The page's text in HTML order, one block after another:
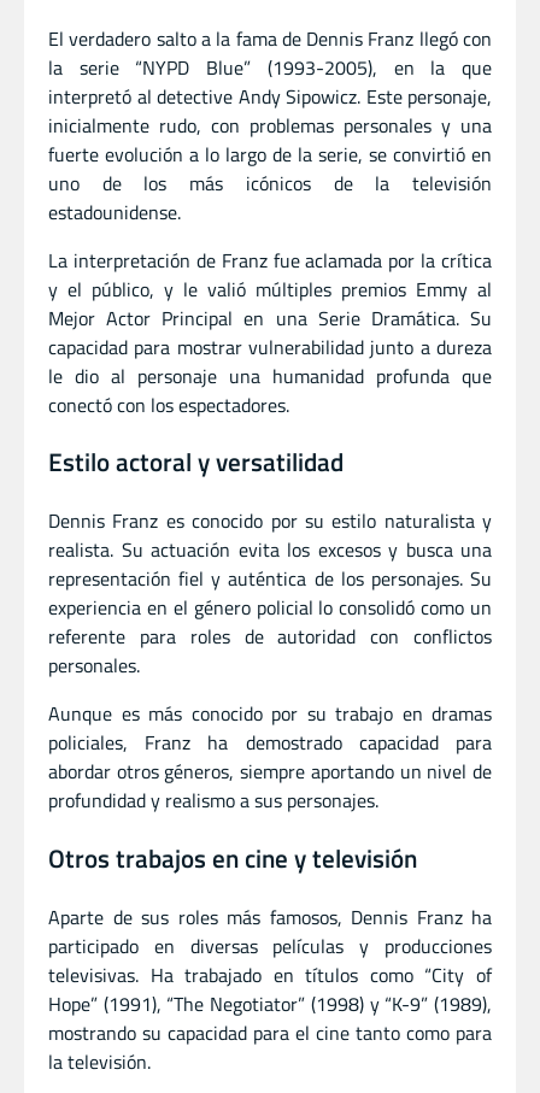
El verdadero salto a la fama de Dennis Franz llegó con
la serie “NYPD Blue” (1993-2005), en la que
interpretó al detective Andy Sipowicz. Este personaje,
inicialmente rudo, con problemas personales y una
fuerte evolución a lo largo de la serie, se convirtió en
uno de los más icónicos de la televisión
estadounidense.
La interpretación de Franz fue aclamada por la crítica
y el público, y le valió múltiples premios Emmy al
Mejor Actor Principal en una Serie Dramática. Su
capacidad para mostrar vulnerabilidad junto a dureza
le dio al personaje una humanidad profunda que
conectó con los espectadores.
Estilo actoral y versatilidad
Dennis Franz es conocido por su estilo naturalista y
realista. Su actuación evita los excesos y busca una
representación fiel y auténtica de los personajes. Su
experiencia en el género policial lo consolidó como un
referente para roles de autoridad con conflictos
personales.
Aunque es más conocido por su trabajo en dramas
policiales, Franz ha demostrado capacidad para
abordar otros géneros, siempre aportando un nivel de
profundidad y realismo a sus personajes.
Otros trabajos en cine y televisión
Aparte de sus roles más famosos, Dennis Franz ha
participado en diversas películas y producciones
televisivas. Ha trabajado en títulos como “City of
Hope” (1991), “The Negotiator” (1998) y “K-9” (1989),
mostrando su capacidad para el cine tanto como para
la televisión.